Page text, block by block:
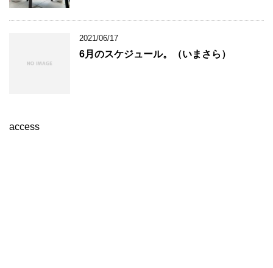
2021/06/17
6月のスケジュール。（いまさら）
access